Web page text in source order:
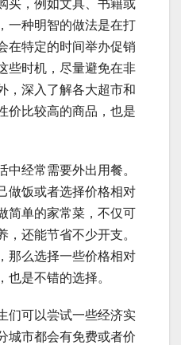
买，例如文具、书籍或
一种明智的做法是在打
在特定的时间举办促销
些时机，尽量避免在非
，深入了解各大超市和
价比较高的商品，也是
中经常需要外出用餐。
做饭或者选择价格相对
简单的家常菜，不仅可
，还能节省不少开支。
那么选择一些价格相对
也是不错的选择。
们可以尝试一些经济实
城市都会有免费或者价